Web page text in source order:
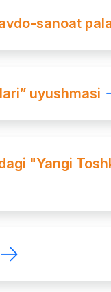
sanoat
uyushmasi
"Yangi